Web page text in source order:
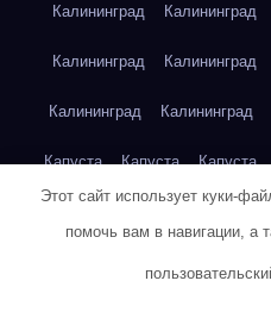
Калининград Калининград
Калининград Калининград
Калининград Калининград
Капуста Капуста Капуста
Этот сайт использует куки-
помочь вам в навигации, а